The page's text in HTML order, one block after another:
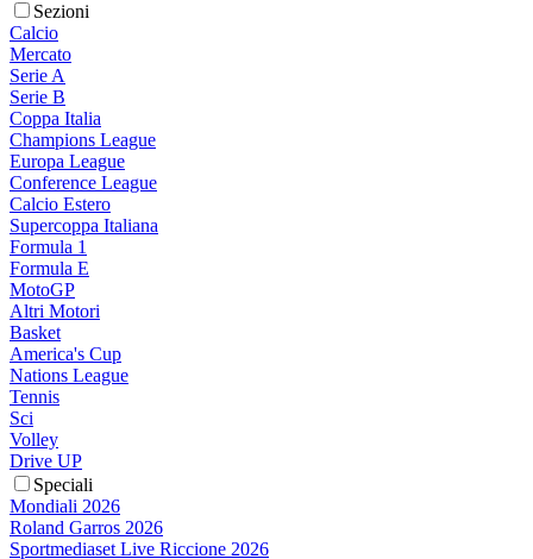
Sezioni
Calcio
Mercato
Serie A
Serie B
Coppa Italia
Champions League
Europa League
Conference League
Calcio Estero
Supercoppa Italiana
Formula 1
Formula E
MotoGP
Altri Motori
Basket
America's Cup
Nations League
Tennis
Sci
Volley
Drive UP
Speciali
Mondiali 2026
Roland Garros 2026
Sportmediaset Live Riccione 2026